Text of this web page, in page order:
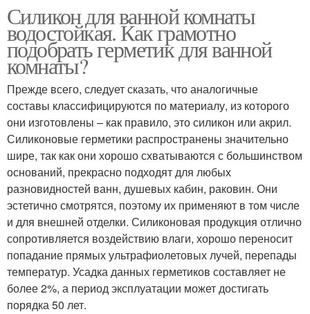
Силикон для ванной комнаты
водостойкая. Как грамотно
подобрать герметик для ванной
комнаты?
Прежде всего, следует сказать, что аналогичные
составы классифицируются по материалу, из которого
они изготовлены – как правило, это силикон или акрил.
Силиконовые герметики распространены значительно
шире, так как они хорошо схватываются с большинством
оснований, прекрасно подходят для любых
разновидностей ванн, душевых кабин, раковин. Они
эстетично смотрятся, поэтому их применяют в том числе
и для внешней отделки. Силиконовая продукция отлично
сопротивляется воздействию влаги, хорошо переносит
попадание прямых ультрафиолетовых лучей, перепады
температур. Усадка данных герметиков составляет не
более 2%, а период эксплуатации может достигать
порядка 50 лет.